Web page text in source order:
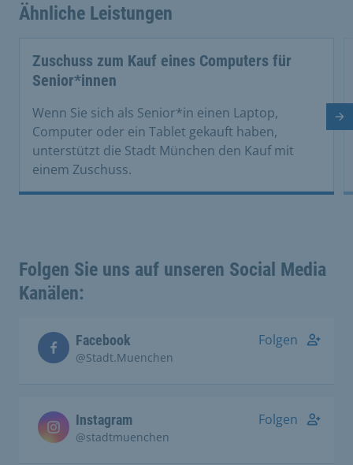
Ähnliche Leistungen
Zuschuss zum Kauf eines Computers für
Senior*innen
Wenn Sie sich als Senior*in einen Laptop,
Computer oder ein Tablet gekauft haben,
unterstützt die Stadt München den Kauf mit
einem Zuschuss.
Folgen Sie uns auf unseren Social Media
Kanälen:
Facebook
@Stadt.Muenchen
Folgen
Instagram
@stadtmuenchen
Folgen